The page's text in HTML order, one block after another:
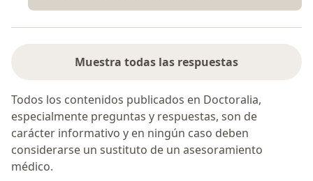
Muestra todas las respuestas
Todos los contenidos publicados en Doctoralia,
especialmente preguntas y respuestas, son de
carácter informativo y en ningún caso deben
considerarse un sustituto de un asesoramiento
médico.